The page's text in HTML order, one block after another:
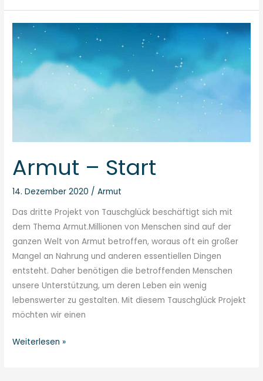
Armut – Start
14. Dezember 2020 /Armut
Das dritte Projekt von Tauschglück beschäftigt sich mit
dem Thema Armut.Millionen von Menschen sind auf der
ganzen Welt von Armut betroffen, woraus oft ein großer
Mangel an Nahrung und anderen essentiellen Dingen
entsteht. Daher benötigen die betroffenden Menschen
unsere Unterstützung, um deren Leben ein wenig
lebenswerter zu gestalten. Mit diesem Tauschglück Projekt
möchten wir einen
Armut
Start
Weiterlesen »